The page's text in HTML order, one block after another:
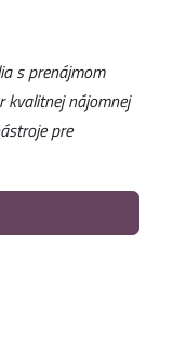
s prenájmom
kvalitnej nájomnej
pre